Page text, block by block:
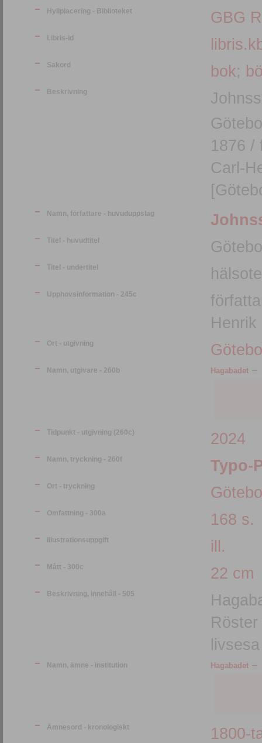
Hyllplacering - Biblioteket GBG R
Libris-id
Sakord bok;
Beskrivning
1876 /
Carl-
Namn, författare - huvuduppslag
Titel - huvudtitel
Titel - undertitel
Upphovsinformation - 245c
Ort - utgivning
Namn, utgivare - 260b Hagabadet
Tidpunkt - utgivning (260c) 2024
Namn, tryckning - 260f Typo-
Ort - tryckning
Omfattning - 300a 168 s.
Illustrationsuppgift ill.
Mått - 300c 22 cm
Beskrivning, innehåll - 505
livsesa
Namn, ämne - institution Hagabadet
Ämnesord - kronologiskt 1800-